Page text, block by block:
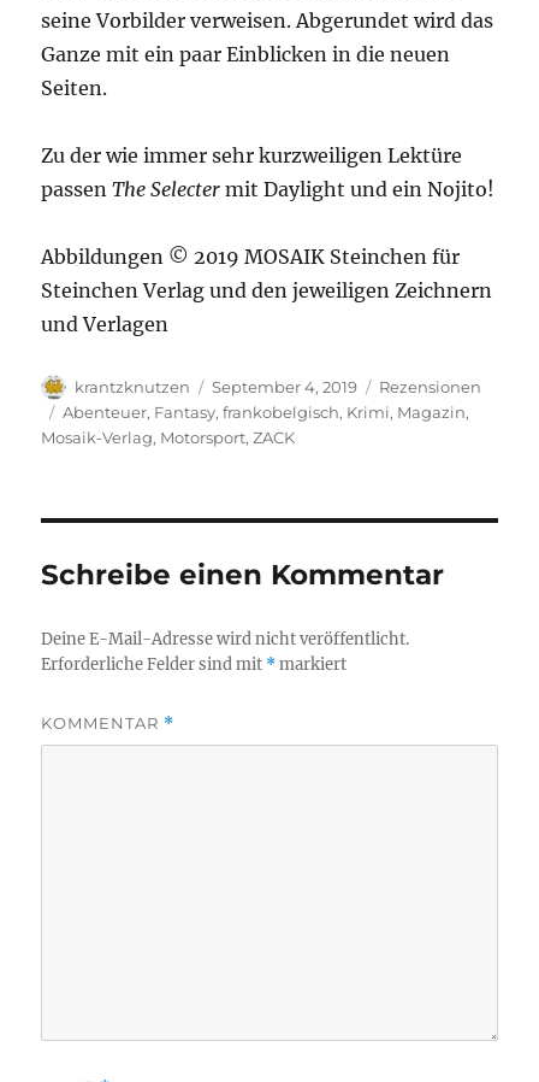
seine Vorbilder verweisen. Abgerundet wird das
Ganze mit ein paar Einblicken in die neuen
Seiten.
Zu der wie immer sehr kurzweiligen Lektüre
passenThe Selecter mit Daylight und ein Nojito!
Abbildungen © 2019 MOSAIK Steinchen für
Steinchen Verlag und den jeweiligen Zeichnern
und Verlagen
Autor
krantzknutzen
Veröffentlicht
am
September 4, 2019 Kategorien
Rezensionen
Schlagwörter
Abenteuer, Fantasy,frankobelgisch, Krimi, Magazin,
Mosaik-Verlag, Motorsport,ZACK
Schreibe einen Kommentar
Deine E-Mail-Adresse wird nicht veröffentlicht.
Erforderliche Felder sind mit *markiert
KOMMENTAR *